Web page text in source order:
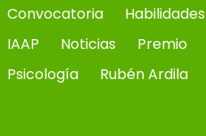
Convocatoria
Habilidades
IAAP
Noticias
Premio
Psicología
Rubén Ardila